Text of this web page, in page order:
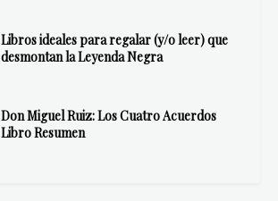
Libros ideales para regalar (y/o leer) que
desmontan la Leyenda Negra
Don Miguel Ruiz: Los Cuatro Acuerdos
Libro Resumen